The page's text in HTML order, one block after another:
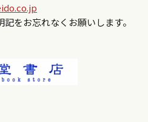
をお忘れなくお願いします。